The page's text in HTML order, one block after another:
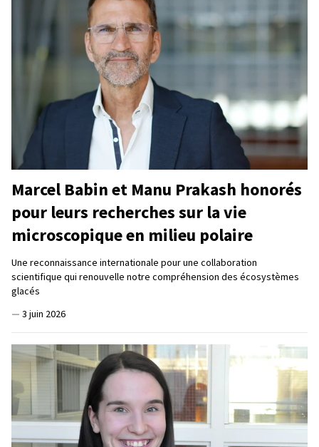
Marcel Babin et Manu Prakash honorés
pour leurs recherches sur la vie
microscopique en milieu polaire
Une reconnaissance internationale pour une collaboration
scientifique qui renouvelle notre compréhension des écosystèmes
glacés
— 3 juin 2026